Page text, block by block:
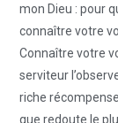
mon Dieu : pour
connaître votre
Connaître votre
serviteur
riche
que redoute le